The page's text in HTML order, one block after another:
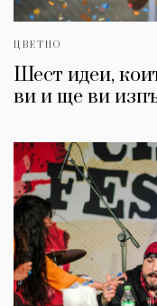
ЦВЕТНО
Шест идеи,
ви и ще ви